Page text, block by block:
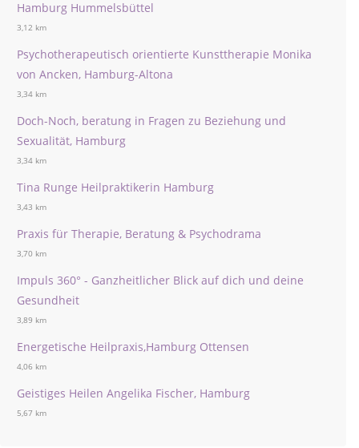
Hamburg Hummelsbüttel
3,12 km
Psychotherapeutisch orientierte Kunsttherapie Monika
von Ancken, Hamburg-Altona
3,34 km
Doch-Noch, beratung in Fragen zu Beziehung und
Sexualität, Hamburg
3,34 km
Tina Runge Heilpraktikerin Hamburg
3,43 km
Praxis für Therapie, Beratung & Psychodrama
3,70 km
Impuls 360° - Ganzheitlicher Blick auf dich und deine
Gesundheit
3,89 km
Energetische Heilpraxis,Hamburg Ottensen
4,06 km
Geistiges Heilen Angelika Fischer, Hamburg
5,67 km